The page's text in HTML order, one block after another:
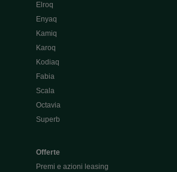
Elroq
Enyaq
Kamiq
Karoq
Kodiaq
Fabia
Scala
Octavia
Superb
Offerte
Premi e azioni leasing